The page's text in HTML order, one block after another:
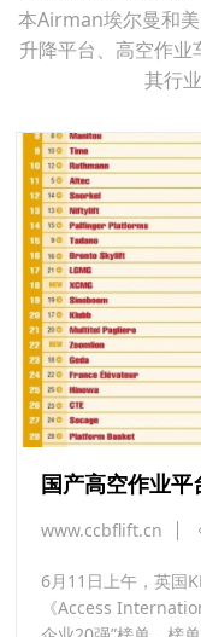
本Airman埃尔曼和美
升降平台、高空作业
其行
国产高空作业
www.ccbflift.cn
6月11日上午，英国
《Access